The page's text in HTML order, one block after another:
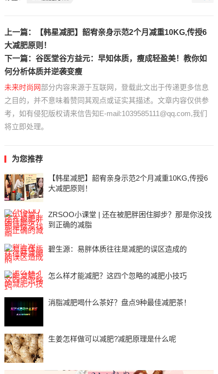
上一篇：
【韩星减肥】韶宥亲身示范2个月减重10KG,传授6
大减肥原则！
下一篇： 谷医堂谷方益元：早知体质，瘦成轻盈美！教你如
何分析体质并逆袭变瘦
未来时尚网部分内容来源于互联网，登载此文出于传递更多信息
之目的，并不意味着赞同其观点或证实其描述。文章内容仅供参
考，如有侵犯版权请来信告知E-mail:1039585111@qq.com,我们
将立即处理。
为您推荐
【韩星减肥】韶宥亲身示范2个月减重10KG,传授6
大减肥原则！
ZRSOO小课堂 | 还在被肥胖困住脚步？那是你没找
到正确的减脂
碧生源：易胖体质往往是减肥的误区造成的
怎么样才能减肥？这四个忽略的减肥小技巧
消脂减肥喝什么茶好？盘点9种最佳减肥茶！
生姜怎样做可以减肥?减肥原理是什么呢